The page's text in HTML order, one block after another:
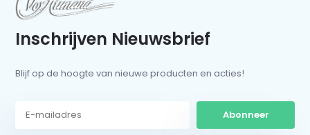
Inschrijven Nieuwsbrief
Blijf op de hoogte van nieuwe producten en acties!
Abonneer